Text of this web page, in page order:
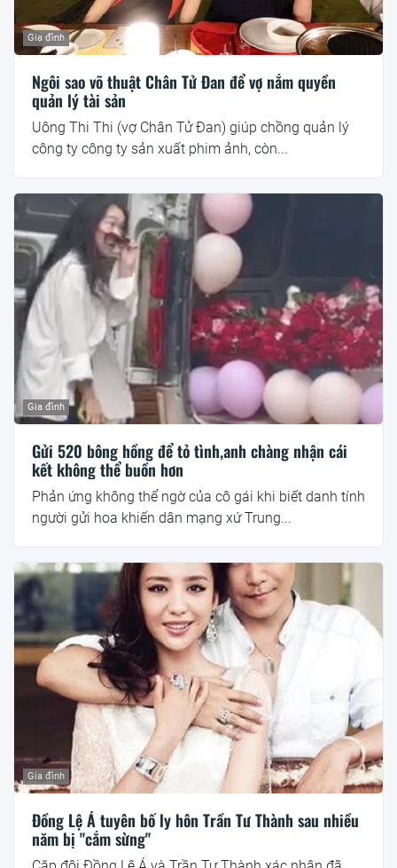
Gia đình
Ngôi sao võ thuật Chân Tử Đan để vợ nắm quyền
quản lý tài sản
Uông Thi Thi (vợ Chân Tử Đan) giúp chồng quản lý
công ty công ty sản xuất phim ảnh, còn...
Gia đình
Gửi 520 bông hồng để tỏ tình,anh chàng nhận cái
kết không thể buồn hơn
Phản ứng không thể ngờ của cô gái khi biết danh tính
người gửi hoa khiến dân mạng xứ Trung...
Gia đình
Đồng Lệ Á tuyên bố ly hôn Trần Tư Thành sau nhiều
năm bị "cắm sừng"